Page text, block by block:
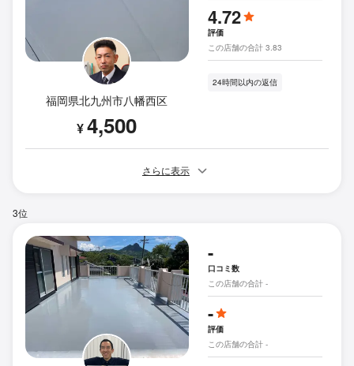
福岡県北九州市八幡西区
¥4,500
4.72
評価
この店舗の合計 3.83
24時間以内の返信
さらに表示
3位
-
口コミ数
この店舗の合計 -
-
評価
この店舗の合計 -